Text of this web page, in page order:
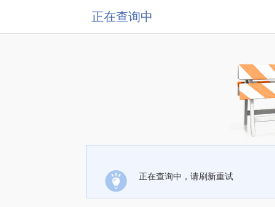
正在查询中
正在查询中，请刷新重试